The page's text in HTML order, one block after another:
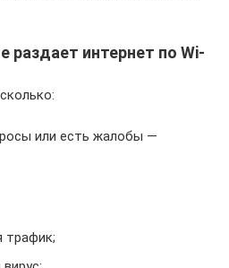
раздает интернет по Wi-
или есть жалобы —
трафик;